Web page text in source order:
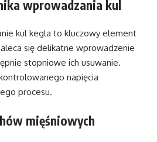
wprowadzania kul
kul kegla to kluczowy element
się delikatne wprowadzenie
stopniowe ich usuwanie.
napięcia
procesu.
mięśniowych